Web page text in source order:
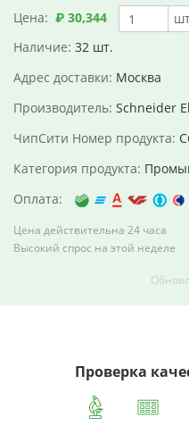
Цена: ₽ 30,344
Наличие: 32 шт.
Адрес доставки: Москва
Производитель: Schneider
ЧипСити Номер продукта:
Категория продукта:
Оплата:
Цена действительна 24 часа
Высокий спрос на этой неделе
Проверка